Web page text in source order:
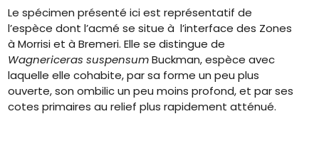
Le spécimen présenté ici est représentatif de
l’espèce dont l’acmé se situe à l’interface des Zones
à Morrisi et à Bremeri. Elle se distingue de
Wagnericeras suspensumBuckman, espèce avec
laquelle elle cohabite, par sa forme un peu plus
ouverte, son ombilic un peu moins profond, et par ses
cotes primaires au relief plus rapidement atténué.